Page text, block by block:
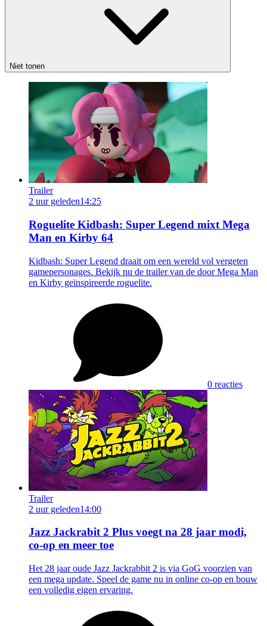
Niet tonen
Trailer
2 uur geleden14:25
Roguelite Kidbash: Super Legend mixt Mega
Man en Kirby 64
Kidbash: Super Legend draait om een wereld vol vergeten
gamepersonages. Bekijk nu de trailer van de door Mega Man
en Kirby geïnspireerde roguelite.
0 reacties
Trailer
2 uur geleden14:00
Jazz Jackrabit 2 Plus voegt na 28 jaar modi,
co-op en meer toe
Het 28 jaar oude Jazz Jackrabbit 2 is via GoG voorzien van
een mega update. Speel de game nu in online co-op en bouw
een volledig eigen ervaring.